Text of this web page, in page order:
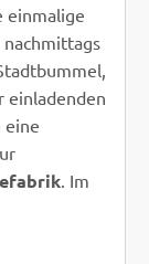
einmalige
einladenden
eine
. Im